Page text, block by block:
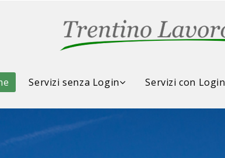
Servizi senza Login Servizi con Login